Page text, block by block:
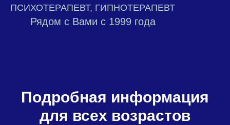
ПСИХОТЕРАПЕВТ, ГИПНОТЕРАПЕВТ
Рядом с Вами с 1999 года
Подробная информация
для всех возрастов